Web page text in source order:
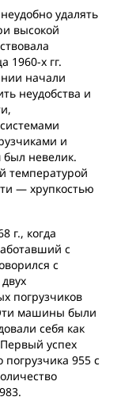
удалять
высокой
1960-х гг.
начали
неудобства и
и
был невелик.
температурой
— хрупкостью
г., когда
с
с
погрузчиков
машины были
себя как
успех
955 с